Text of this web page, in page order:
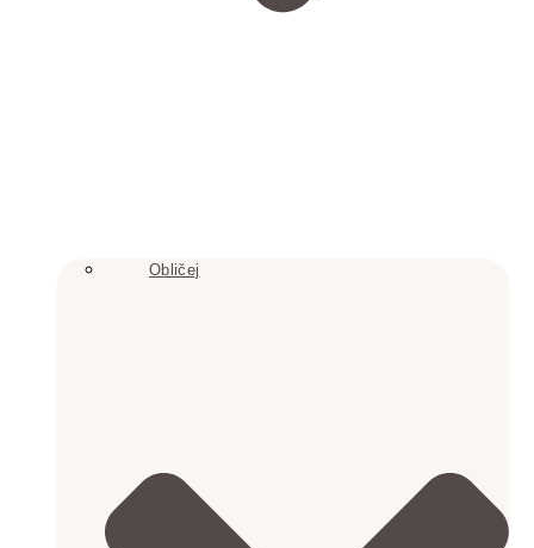
Obličej